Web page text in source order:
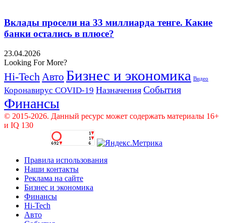
Вклады просели на 33 миллиарда тенге. Какие
банки остались в плюсе?
23.04.2026
Looking For More?
Hi-TechАвто Бизнес и экономика Видео
Коронавирус COVID-19 Назначения События
Финансы
© 2015-2026. Данный ресурс может содержать материалы 16+
и IQ 130
Правила использования
Наши контакты
Реклама на сайте
Бизнес и экономика
Финансы
Hi-Tech
Авто